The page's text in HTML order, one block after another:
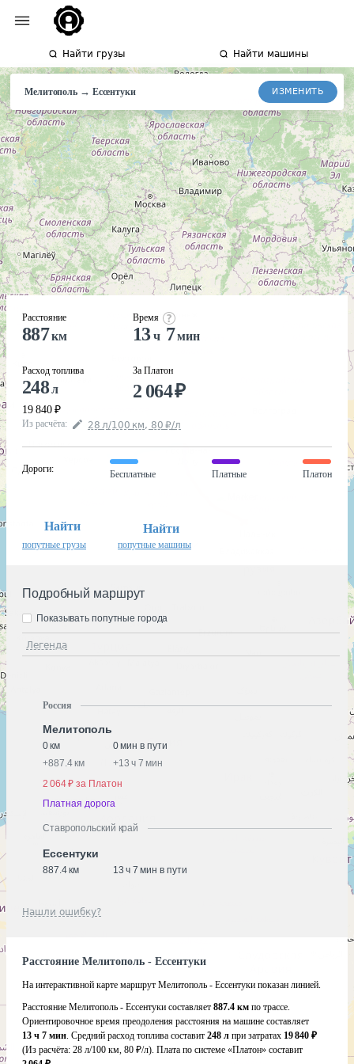
Найти грузы Найти машины
Мелитополь → Ессентуки ИЗМЕНИТЬ
Расстояние
887км
Расход топлива
248л
19 840 ₽
Время
13ч 7мин
За Платон
2 064₽
Из расчёта: 28 л/100 км, 80 ₽/л
Дороги:
Бесплатные Платные Платон
Найти
попутные грузы
Найти
попутные машины
Подробный маршрут
Легенда
Показывать попутные города
Россия
Мелитополь
0 км
0 мин в пути
+887.4 км +13 ч 7 мин
2 064 ₽ за Платон
Платная дорога
Ставропольский край
Ессентуки
887.4 км 13 ч 7 мин в пути
Нашли ошибку?
Расстояние Мелитополь - Ессентуки
На интерактивной карте маршрут Мелитополь - Ессентуки показан линией.
Расстояние Мелитополь - Ессентуки составляет 887.4 км по трассе.
Ориентировочное время преодоления расстояния на машине составляет
13 ч 7 мин. Средний расход топлива составит 248 л при затратах 19 840 ₽
(Из расчёта: 28 л/100 км, 80 ₽/л). Плата по системе «Платон» составит